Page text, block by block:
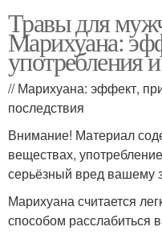
Травы для
Марихуана:
употребления
// Марихуана: эффект,
последствия
Внимание! Материал
веществах,
серьёзный вред вашему
Марихуана считается
способом расслабиться